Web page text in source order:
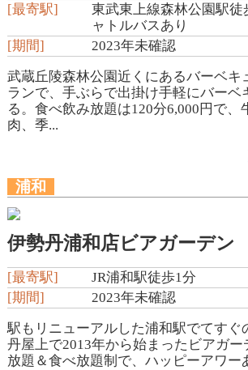
[最寄駅]
東武東上線森林公園駅徒
ャトルバスあり
[期間]
2023年未確認
武蔵丘陵森林公園近くにあるバーベキ
ランで、手ぶらで出掛け手軽にバーベ
る。食べ飲み放題は120分6,000円で、
肉、季...
浦和
伊勢丹浦和店ビアガーデン
[最寄駅]
JR浦和駅徒歩1分
[期間]
2023年未確認
駅もリニューアルした浦和駅でてすぐ
丹屋上で2013年から始まったビアガー
放題＆食べ放題制で、ハッピーアワー